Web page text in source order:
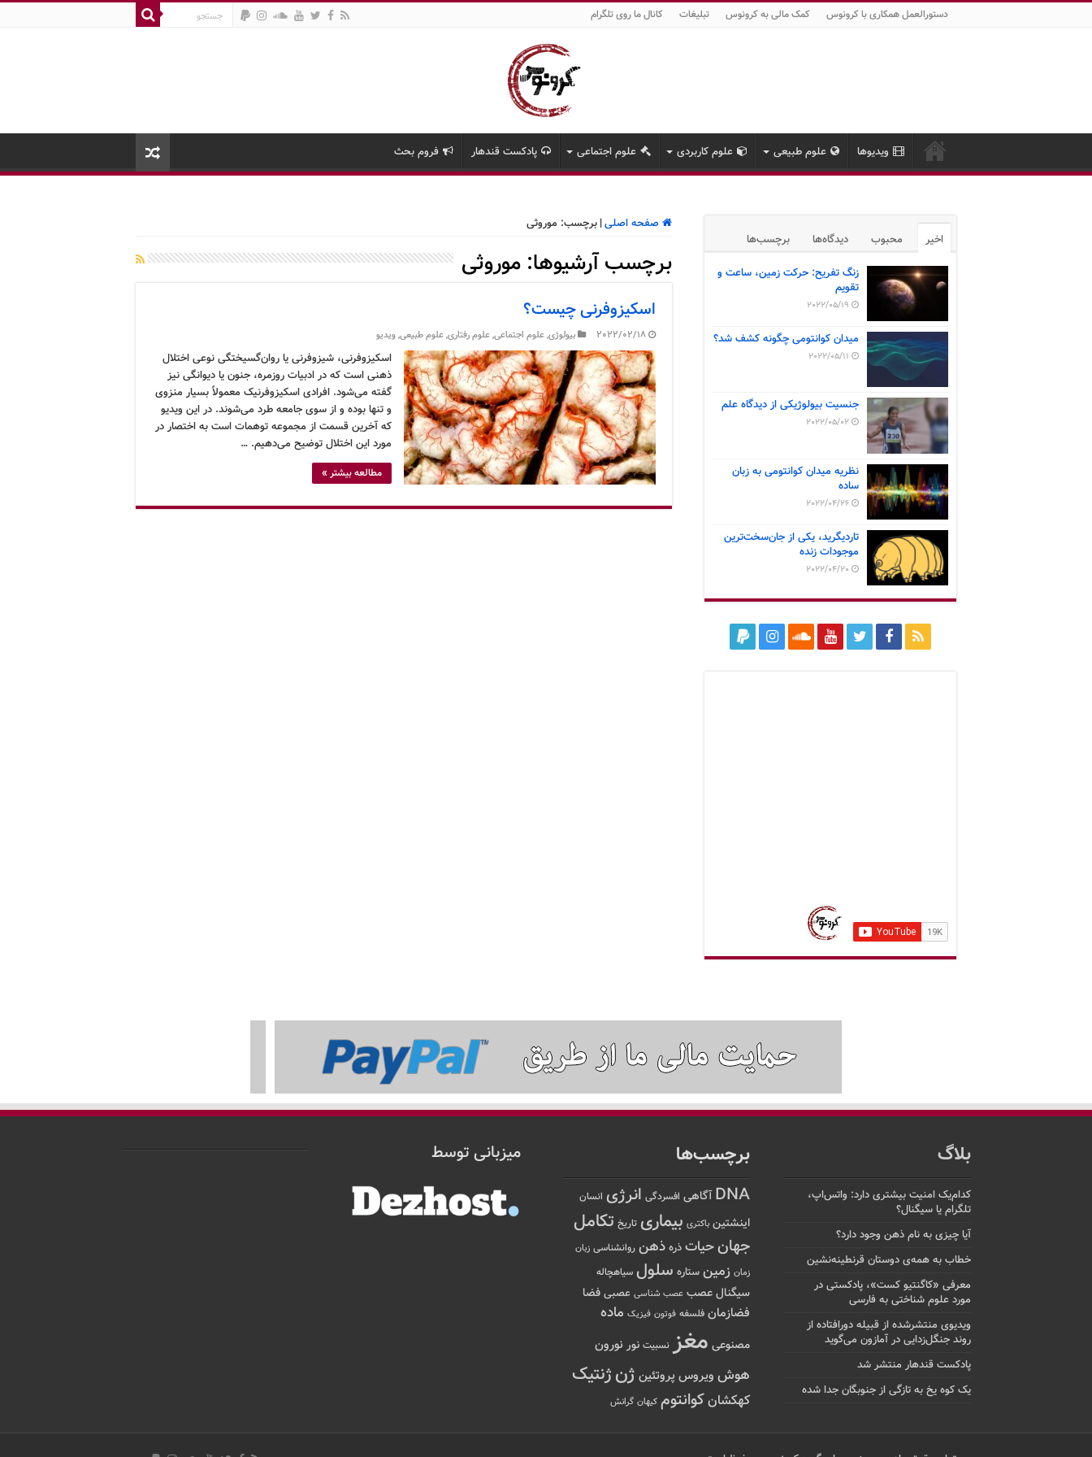
دستورالعمل همکاری با کرونوس کمک مالی به کرونوس تبلیغات کانال ما روی تلگرام
ویدیوها علوم طبیعی علوم کاربردی علوم اجتماعی پادکست قندهار فروم بحث
صفحه اصلی| برچسب: موروثی
برچسب آرشیوها: موروثی
اسکیزوفرنی چیست؟
2022/02/18 بیولوژی,علوم اجتماعی,علوم رفتاری,علوم طبیعی,ویدیو
اسکیزوفرنی، شیزوفرنی یا روان‌گسیختگی نوعی اختلال
ذهنی است که در ادبیات روزمره، جنون یا دیوانگی نیز
گفته می‌شود. افرادی اسکیزوفرنیک معمولاً بسیار منزوی
و تنها بوده و از سوی جامعه طرد می‌شوند. در این ویدیو
که آخرین قسمت از مجموعه توهمات است به اختصار در
مورد این اختلال توضیح می‌دهیم. …
مطالعه بیشتر »
اخیر محبوب دیدگاه‌ها برچسب‌ها
زنگ تفریح: حرکت زمین، ساعت و
تقویم
2022/05/19
میدان کوانتومی چگونه کشف شد؟
2022/05/11
جنسیت بیولوژیکی از دیدگاه علم
2022/05/02
نظریه میدان کوانتومی به زبان
ساده
2022/04/26
تاردیگرید، یکی از جان‌سخت‌ترین
موجودات زنده
2022/04/20
بلاگ
کدام‌یک امنیت بیشتری دارد: واتس‌اپ،
تلگرام یا سیگنال؟
آیا چیزی به نام ذهن وجود دارد؟
خطاب به همه‌ی دوستان قرنطینه‌نشین
معرفی «کاگنتیو کست»، پادکستی در
مورد علوم شناختی به فارسی
ویدیوی منتشرشده از قبیله دورافتاده‌ از
روند جنگل‌زدایی در آمازون می‌گوید
پادکست قندهار منتشر شد
یک کوه یخ به تازگی از جنوبگان جدا شده
برچسب‌ها
DNA آگاهی افسردگی انرژی انسان
اینشتین باکتری بیماری تاریخ تکامل
جهانحیات ذره ذهن روانشناسی زبان
زمان زمین ستاره سلول سیاهچاله
سیگنالعصب عصب شناسی عصبی فضا
فضازمان فلسفه فوتون فیزیک ماده
مصنوعی مغز نسبیت نور نورون
هوش ویروس پروتئین ژنژنتیک
کهکشانکوانتوم کیهان گرانش
میزبانی توسط